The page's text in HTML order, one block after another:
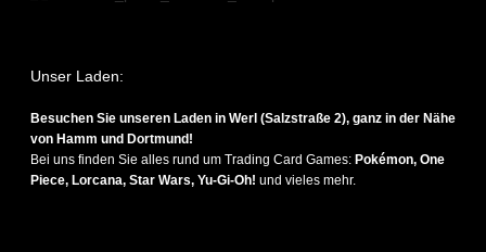
Unser Laden:
Besuchen Sie unseren Laden in Werl (Salzstraße 2), ganz in der Nähe
von Hamm und Dortmund!
Bei uns finden Sie alles rund um Trading Card Games: Pokémon, One
Piece, Lorcana, Star Wars, Yu-Gi-Oh! und vieles mehr.